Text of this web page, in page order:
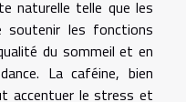
naturelle telle que les
soutenir les fonctions
du sommeil et en
La caféine, bien
accentuer le stress et